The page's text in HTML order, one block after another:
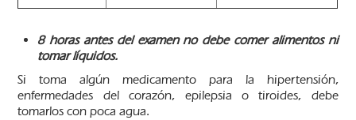
8 horas antes del examen no debe comer alimentos ni
tomar líquidos.
Si toma algún medicamento para la hipertensión,
enfermedades del corazón, epilepsia o tiroides, debe
tomarlos con poca agua.